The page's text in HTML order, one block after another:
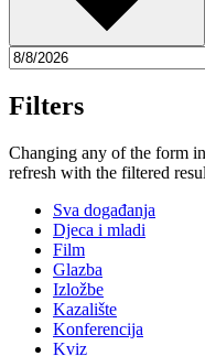
Filters
Changing any of the form
refresh with the filtered
Sva događanja
Djeca i mladi
Film
Glazba
Izložbe
Kazalište
Konferencija
Kviz